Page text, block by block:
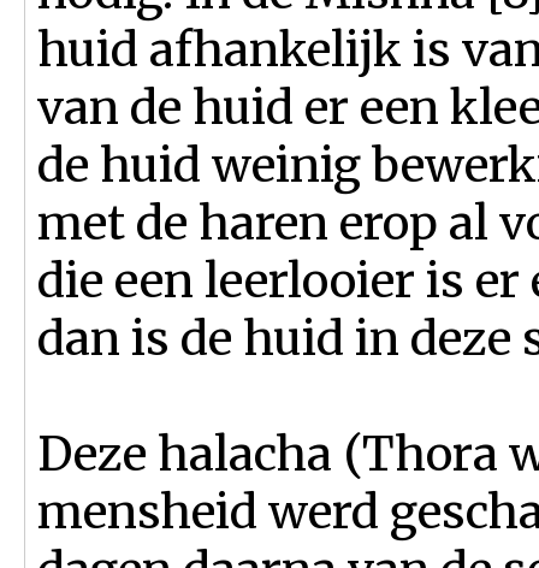
huid afhankelijk is
van de huid er een
de huid weinig
met de haren erop al
die een leerlooier is
dan is de huid in deze
Deze halacha (Thora
mensheid werd